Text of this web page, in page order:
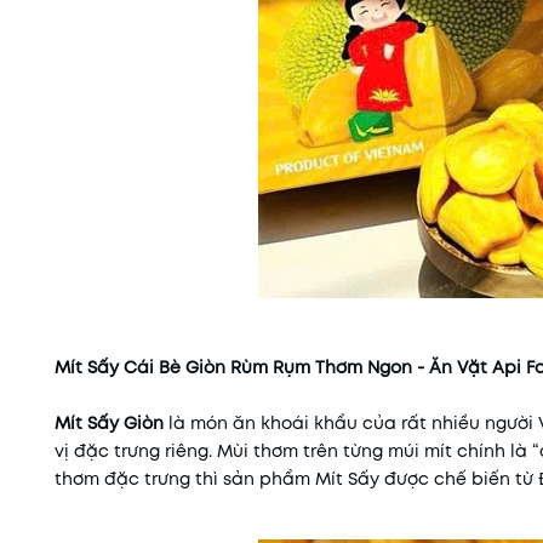
Mít Sấy Cái Bè Giòn Rùm Rụm Thơm Ngon - Ăn Vặt Api
Mít Sấy Giòn là món ăn khoái khẩu của rất nhiều người
vị đặc trưng riêng. Mùi thơm trên từng múi mít chính là
thơm đặc trưng thì sản phẩm Mít Sấy được chế biến